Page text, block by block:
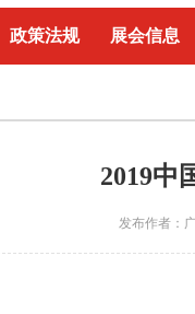
政策法规 展会信息
2019中
发布作者：